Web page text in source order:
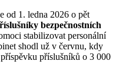
od 1. ledna 2026 o pět
bezpečnostních
stabilizovat personální
shodl už v červnu, kdy
příslušníků o 3 000